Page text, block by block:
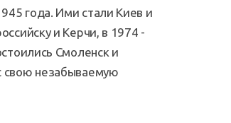
года. Ими стали Киев и
и Керчи, в 1974 -
Смоленск и
свою незабываемую